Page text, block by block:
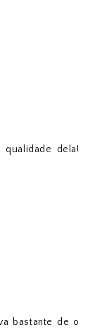
qualidade dela!
bastante de o